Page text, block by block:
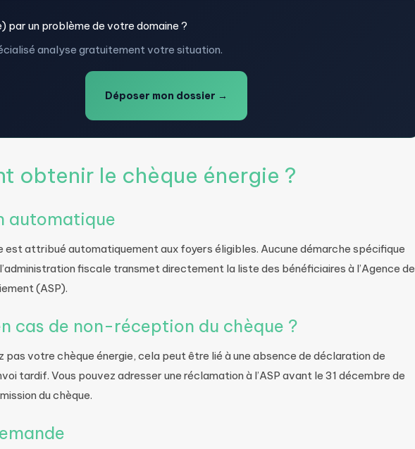
par un problème de votre domaine ?
analyse gratuitement votre situation.
Déposer mon dossier →
obtenir le chèque énergie ?
automatique
est attribué automatiquement aux foyers éligibles. Aucune démarche spécifique
fiscale transmet directement la liste des bénéficiaires à l’Agence de
(ASP).
cas de non-réception du chèque ?
pas votre chèque énergie, cela peut être lié à une absence de déclaration de
tardif. Vous pouvez adresser une réclamation à l’ASP avant le 31 décembre de
du chèque.